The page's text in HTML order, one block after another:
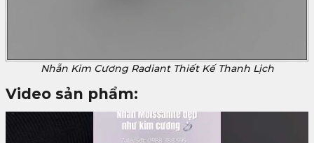
Nhẫn Kim Cương Radiant Thiết Kế Thanh Lịch
Video sản phẩm: